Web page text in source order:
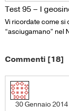
Test 95 – I
Vi ricordate come si
“asciugamano” nel
Commenti [18]
30 Gennaio